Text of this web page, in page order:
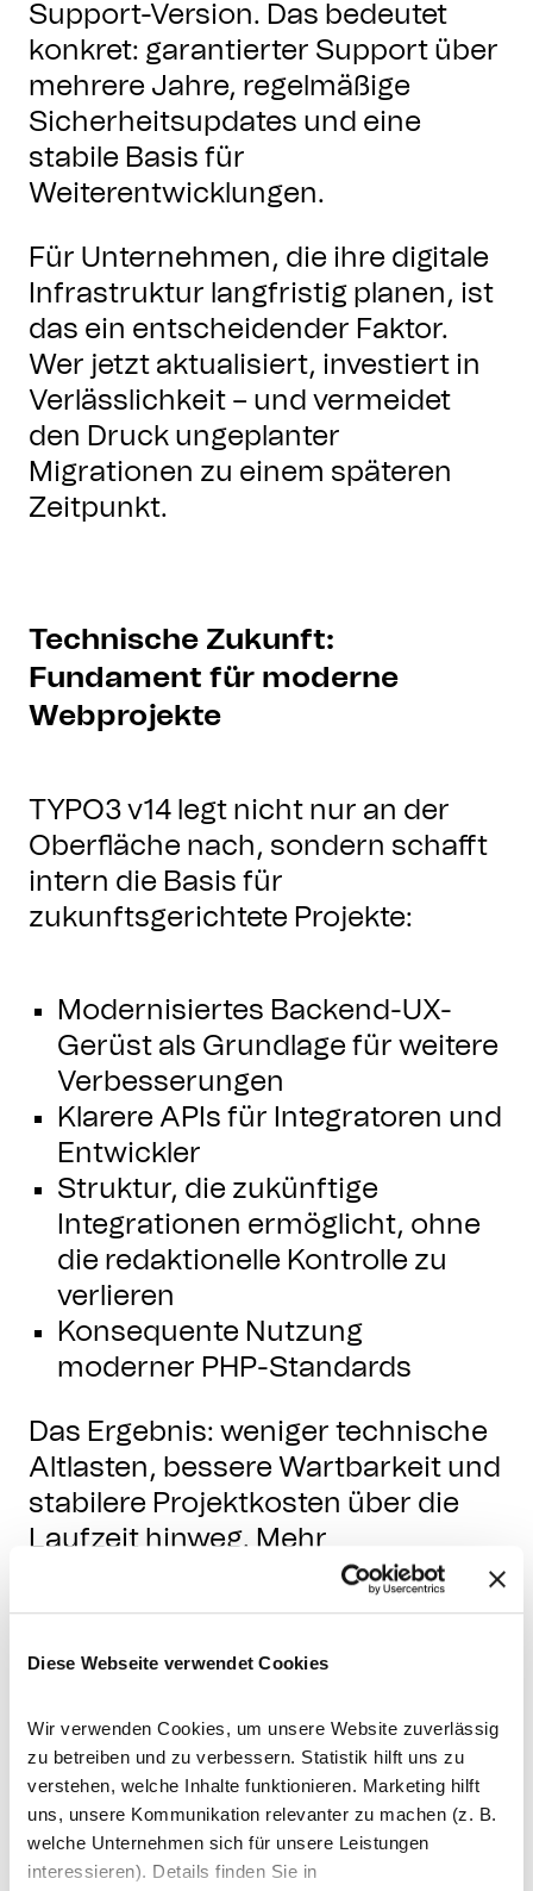
Diese Webseite verwendet Cookies
Wir verwenden Cookies, um unsere Website zuverlässig
zu betreiben und zu verbessern. Statistik hilft uns zu
verstehen, welche Inhalte funktionieren. Marketing hilft
uns, unsere Kommunikation relevanter zu machen (z. B.
welche Unternehmen sich für unsere Leistungen
interessieren). Details finden Sie in
Support-Version. Das bedeutet
konkret: garantierter Support über
mehrere Jahre, regelmäßige
Sicherheitsupdates und eine
stabile Basis für
Weiterentwicklungen.
Für Unternehmen, die ihre digitale
Infrastruktur langfristig planen, ist
das ein entscheidender Faktor.
Wer jetzt aktualisiert, investiert in
Verlässlichkeit – und vermeidet
den Druck ungeplanter
Migrationen zu einem späteren
Zeitpunkt.
Technische Zukunft:
Fundament für moderne
Webprojekte
TYPO3 v14 legt nicht nur an der
Oberfläche nach, sondern schafft
intern die Basis für
zukunftsgerichtete Projekte:
Modernisiertes Backend-UX-
Gerüst als Grundlage für weitere
Verbesserungen
Klarere APIs für Integratoren und
Entwickler
Struktur, die zukünftige
Integrationen ermöglicht, ohne
die redaktionelle Kontrolle zu
verlieren
Konsequente Nutzung
moderner PHP-Standards
Das Ergebnis: weniger technische
Altlasten, bessere Wartbarkeit und
stabilere Projektkosten über die
Laufzeit hinweg. Mehr
Planungssicherheit, weniger
Überraschungen im Betrieb.